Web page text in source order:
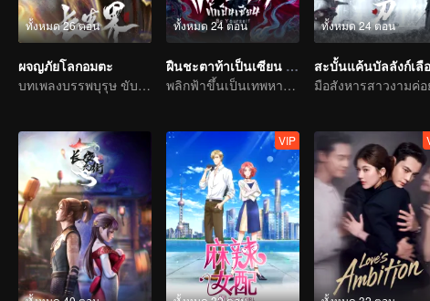
ทั้งหมด 26 ตอน
ผจญภัยโลกอมตะ
บทเพลงบรรพบุรุษ ขับขานด้วยเลือดและน้ำตา
ทั้งหมด 24 ตอน
ฝืนชะตาท้าเป็นเซียน (พากย์ไทย)
พลิกฟ้าขึ้นเป็นเทพหาใช่เรื่องพิสดารไม่
ทั้งหมด 24 ตอน
สะบั้นแค้นบัลลังก์เลื
VIP